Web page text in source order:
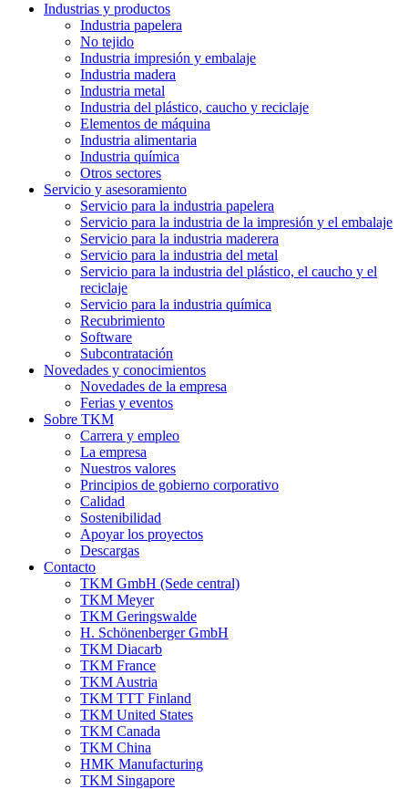
Industrias y productos
Industria papelera
No tejido
Industria impresión y embalaje
Industria madera
Industria metal
Industria del plástico, caucho y reciclaje
Elementos de máquina
Industria alimentaria
Industria química
Otros sectores
Servicio y asesoramiento
Servicio para la industria papelera
Servicio para la industria de la impresión y el embalaje
Servicio para la industria maderera
Servicio para la industria del metal
Servicio para la industria del plástico, el caucho y el
reciclaje
Servicio para la industria química
Recubrimiento
Software
Subcontratación
Novedades y conocimientos
Novedades de la empresa
Ferias y eventos
Sobre TKM
Carrera y empleo
La empresa
Nuestros valores
Principios de gobierno corporativo
Calidad
Sostenibilidad
Apoyar los proyectos
Descargas
Contacto
TKM GmbH (Sede central)
TKM Meyer
TKM Geringswalde
H. Schönenberger GmbH
TKM Diacarb
TKM France
TKM Austria
TKM TTT Finland
TKM United States
TKM Canada
TKM China
HMK Manufacturing
TKM Singapore